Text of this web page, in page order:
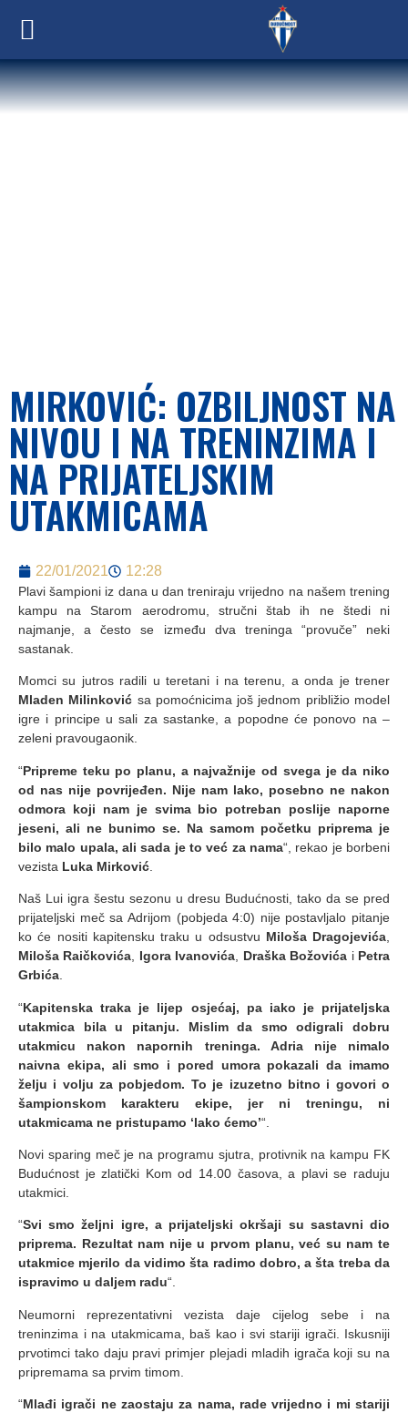
MIRKOVIĆ: OZBILJNOST NA
NIVOU I NA TRENINZIMA I
NA PRIJATELJSKIM
UTAKMICAMA
22/01/2021 12:28
Plavi šampioni iz dana u dan treniraju vrijedno na našem trening
kampu na Starom aerodromu, stručni štab ih ne štedi ni
najmanje, a često se između dva treninga “provuče” neki
sastanak.
Momci su jutros radili u teretani i na terenu, a onda je trener
Mladen Milinković sa pomoćnicima još jednom približio model
igre i principe u sali za sastanke, a popodne će ponovo na –
zeleni pravougaonik.
“Pripreme teku po planu, a najvažnije od svega je da niko
od nas nije povrijeđen. Nije nam lako, posebno ne nakon
odmora koji nam je svima bio potreban poslije naporne
jeseni, ali ne bunimo se. Na samom početku priprema je
bilo malo upala, ali sada je to već za nama“, rekao je borbeni
vezista Luka Mirković
Naš Lui igra šestu sezonu u dresu Budućnosti, tako da se pred
prijateljski meč sa Adrijom (pobjeda 4:0) nije postavljalo pitanje
ko će nositi kapitensku traku u odsustvu Miloša Dragojevića
Miloša Raičkovića
Igora Ivanovića Draška Božovića i Petra
Grbića
“Kapitenska traka je lijep osjećaj, pa iako je prijateljska
utakmica bila u pitanju. Mislim da smo odigrali dobru
utakmicu nakon napornih treninga. Adria nije nimalo
naivna ekipa, ali smo i pored umora pokazali da imamo
želju i volju za pobjedom. To je izuzetno bitno i govori o
šampionskom karakteru ekipe, jer ni treningu, ni
utakmicama ne pristupamo ‘lako ćemo’“.
Novi sparing meč je na programu sjutra, protivnik na kampu FK
Budućnost je zlatički Kom od 14.00 časova, a plavi se raduju
utakmici.
“Svi smo željni igre, a prijateljski okršaji su sastavni dio
priprema. Rezultat nam nije u prvom planu, već su nam te
utakmice mjerilo da vidimo šta radimo dobro, a šta treba da
ispravimo u daljem radu“.
Neumorni reprezentativni vezista daje cijelog sebe i na
treninzima i na utakmicama, baš kao i svi stariji igrači. Iskusniji
prvotimci tako daju pravi primjer plejadi mladih igrača koji su na
pripremama sa prvim timom.
“Mlađi igrači ne zaostaju za nama, rade vrijedno i mi stariji